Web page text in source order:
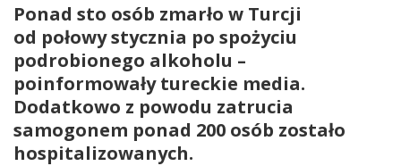
Ponad sto osób zmarło w Turcji
od połowy stycznia po spożyciu
podrobionego alkoholu –
poinformowały tureckie media.
Dodatkowo z powodu zatrucia
samogonem ponad 200 osób zostało
hospitalizowanych.